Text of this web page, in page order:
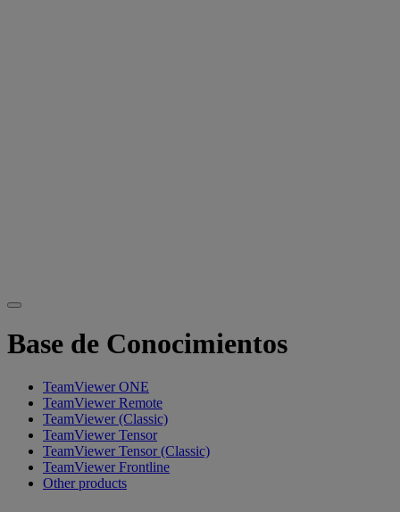
Base de Conocimientos
TeamViewer ONE
TeamViewer Remote
TeamViewer (Classic)
TeamViewer Tensor
TeamViewer Tensor (Classic)
TeamViewer Frontline
Other products